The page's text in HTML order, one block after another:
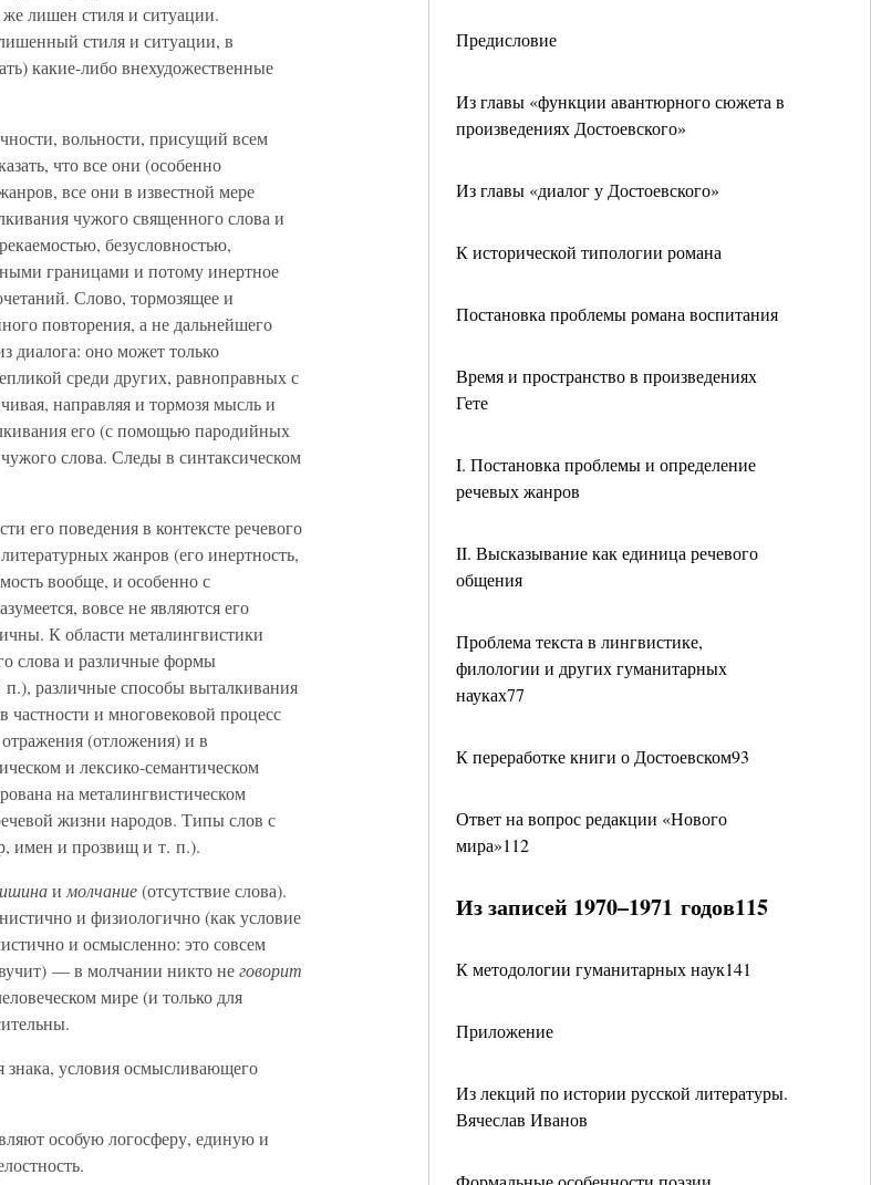
Предисловие
Из главы «функции авантюрного сюжета в
произведениях Достоевского»
Из главы «диалог у Достоевского»
К исторической типологии романа
Постановка проблемы романа воспитания
Время и пространство в произведениях
Гете
I. Постановка проблемы и определение
речевых жанров
II. Высказывание как единица речевого
общения
Проблема текста в лингвистике,
филологии и других гуманитарных
науках77
К переработке книги о Достоевском93
Ответ на вопрос редакции «Нового
мира»112
Из записей 1970–1971 годов115
К методологии гуманитарных наук141
Приложение
Из лекций по истории русской литературы.
Вячеслав Иванов
лишен стиля и ситуации.
стиля и ситуации, в
какие-либо внехудожественные
вольности, присущий всем
что все они (особенно
все они в известной мере
чужого священного слова и
безусловностью,
границами и потому инертное
Слово, тормозящее и
повторения, а не дальнейшего
диалога: оно может только
среди других, равноправных с
направляя и тормозя мысль и
его (с помощью пародийных
слова. Следы в синтаксическом
его поведения в контексте речевого
жанров (его инертность,
вообще, и особенно с
вовсе не являются его
К области металингвистики
слова и различные формы
различные способы выталкивания
частности и многовековой процесс
(отложения) и в
и лексико-семантическом
на металингвистическом
жизни народов. Типы слов с
имен и прозвищ и т. п.).
и молчание(отсутствие слова).
и физиологично (как условие
и осмысленно: это совсем
— в молчании никто неговорит
мире (и только для
знака, условия осмысливающего
особую логосферу, единую и